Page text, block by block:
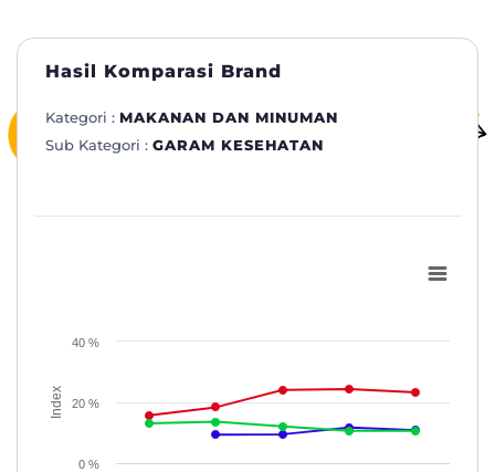
Hasil Komparasi Brand
Kategori : MAKANAN DAN MINUMAN
Sub Kategori : GARAM KESEHATAN
View as data table, Subkategori: GARAM KESEHATAN
The chart has 1 Y axis displaying Index. Data ranges from 9.4
Index
0 %
20 %
40 %